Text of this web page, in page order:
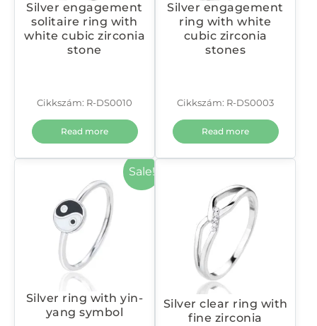
Silver engagement
solitaire ring with
white cubic zirconia
stone
Cikkszám: R-DS0010
Read more
Silver engagement
ring with white
cubic zirconia
stones
Cikkszám: R-DS0003
Read more
Sale!
Silver ring with yin-
yang symbol
Silver clear ring with
fine zirconia